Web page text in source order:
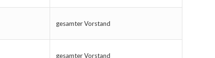
gesamter Vorstand
gesamter Vorstand